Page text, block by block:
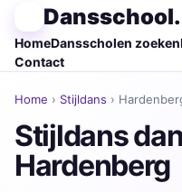
HomeDansscholen zoeken
Contact
Home › Stijldans ›
Stijldans
Hardenberg